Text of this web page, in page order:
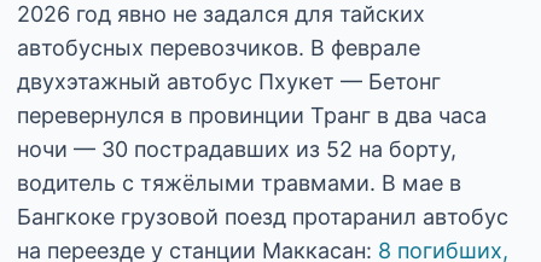
2026 год явно не задался для тайских
автобусных перевозчиков. В феврале
двухэтажный автобус Пхукет — Бетонг
перевернулся в провинции Транг в два часа
ночи — 30 пострадавших из 52 на борту,
водитель с тяжёлыми травмами. В мае в
Бангкоке грузовой поезд протаранил автобус
на переезде у станции Маккасан: 8 погибших,